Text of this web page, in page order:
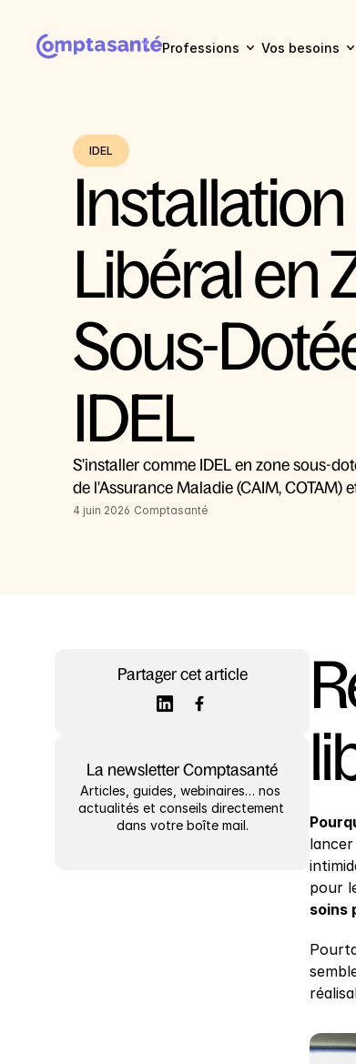
Professions Vos besoins
IDEL
Libéral en
Sous-
IDEL
S'installer comme IDEL en zone sous-
de l'Assurance Maladie (CAIM, COTAM)
4 juin 2026 Comptasanté
Partager cet article
La newsletter Comptasanté
Articles, guides, webinaires… nos
actualités et conseils directement
dans votre boîte mail.
pour
soins